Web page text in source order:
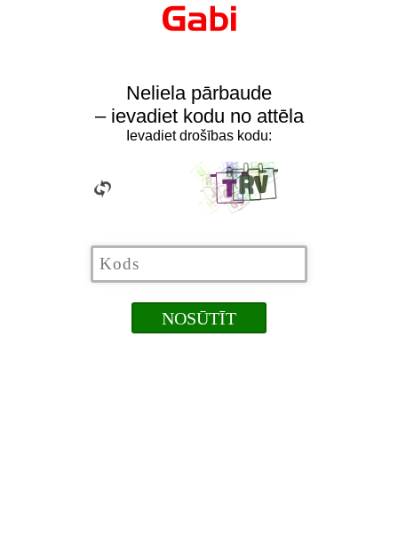
Neliela pārbaude
– ievadiet kodu no attēla
Ievadiet drošības kodu: